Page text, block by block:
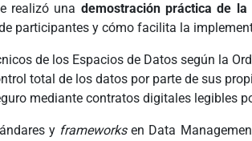
realizó una demostración práctica de la
participantes y cómo facilita la
de los Espacios de Datos según la
total de los datos por parte de sus
mediante contratos digitales legibles
y frameworksen Data